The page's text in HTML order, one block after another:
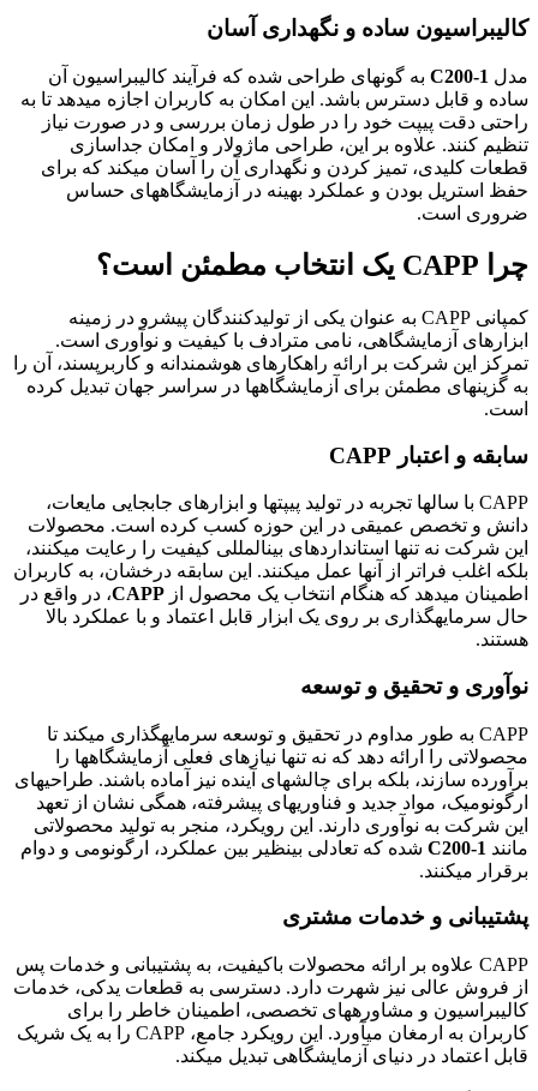
کالیبراسیون ساده و نگهداری آسان
مدل C200-1 به گونهای طراحی شده که فرآیند کالیبراسیون آن
ساده و قابل دسترس باشد. این امکان به کاربران اجازه میدهد تا به
راحتی دقت پیپت خود را در طول زمان بررسی و در صورت نیاز
تنظیم کنند. علاوه بر این، طراحی ماژولار و امکان جداسازی
قطعات کلیدی، تمیز کردن و نگهداری آن را آسان میکند که برای
حفظ استریل بودن و عملکرد بهینه در آزمایشگاههای حساس
ضروری است.
چرا CAPP یک انتخاب مطمئن است؟
کمپانی CAPP به عنوان یکی از تولیدکنندگان پیشرو در زمینه
ابزارهای آزمایشگاهی، نامی مترادف با کیفیت و نوآوری است.
تمرکز این شرکت بر ارائه راهکارهای هوشمندانه و کاربرپسند، آن را
به گزینهای مطمئن برای آزمایشگاهها در سراسر جهان تبدیل کرده
است.
سابقه و اعتبار CAPP
CAPP با سالها تجربه در تولید پیپتها و ابزارهای جابجایی مایعات،
دانش و تخصص عمیقی در این حوزه کسب کرده است. محصولات
این شرکت نه تنها استانداردهای بینالمللی کیفیت را رعایت میکنند،
بلکه اغلب فراتر از آنها عمل میکنند. این سابقه درخشان، به کاربران
اطمینان میدهد که هنگام انتخاب یک محصول از CAPP، در واقع در
حال سرمایهگذاری بر روی یک ابزار قابل اعتماد و با عملکرد بالا
هستند.
نوآوری و تحقیق و توسعه
CAPP به طور مداوم در تحقیق و توسعه سرمایهگذاری میکند تا
محصولاتی را ارائه دهد که نه تنها نیازهای فعلی آزمایشگاهها را
برآورده سازند، بلکه برای چالشهای آینده نیز آماده باشند. طراحیهای
ارگونومیک، مواد جدید و فناوریهای پیشرفته، همگی نشان از تعهد
این شرکت به نوآوری دارند. این رویکرد، منجر به تولید محصولاتی
مانند C200-1 شده که تعادلی بینظیر بین عملکرد، ارگونومی و دوام
برقرار میکنند.
پشتیبانی و خدمات مشتری
CAPP علاوه بر ارائه محصولات باکیفیت، به پشتیبانی و خدمات پس
از فروش عالی نیز شهرت دارد. دسترسی به قطعات یدکی، خدمات
کالیبراسیون و مشاورههای تخصصی، اطمینان خاطر را برای
کاربران به ارمغان میآورد. این رویکرد جامع، CAPP را به یک شریک
قابل اعتماد در دنیای آزمایشگاهی تبدیل میکند.